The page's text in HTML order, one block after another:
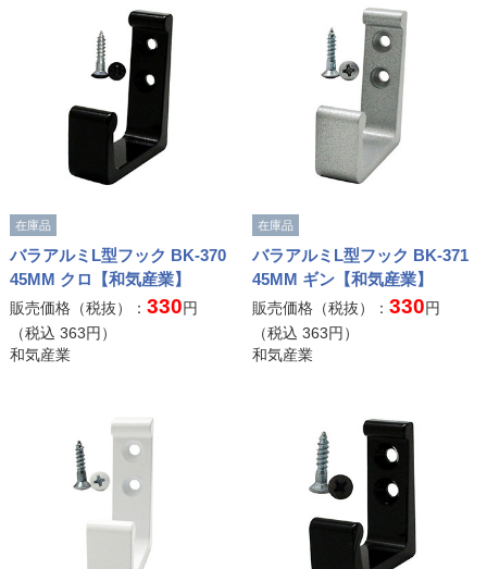
在庫品
バラアルミL型フック BK-370
45MM クロ【和気産業】
販売価格（税抜）： 330円
（税込 363円）
和気産業
在庫品
バラアルミL型フック BK-371
45MM ギン【和気産業】
販売価格（税抜）：330円
（税込363円）
和気産業